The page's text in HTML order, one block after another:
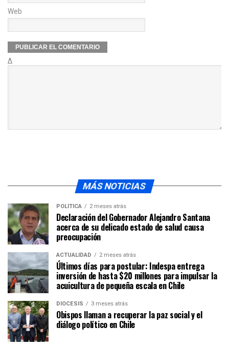
Web
Δ
MÁS NOTICIAS
POLÍTICA 2 meses atrás
Declaración del Gobernador Alejandro Santana
acerca de su delicado estado de salud causa
preocupación
ACTUALIDAD 2 meses atrás
Últimos días para postular: Indespa entrega
inversión de hasta $20 millones para impulsar la
acuicultura de pequeña escala en Chile
DIÓCESIS 3 meses atrás
Obispos llaman a recuperar la paz social y el
diálogo político en Chile